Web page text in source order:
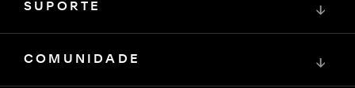
SUPORTE ↓
COMUNIDADE ↓